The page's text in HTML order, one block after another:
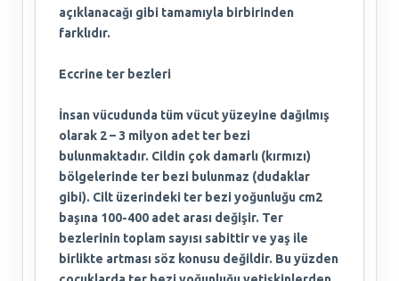
açıklanacağı gibi tamamıyla birbirinden
farklıdır.
Eccrine ter bezleri
İnsan vücudunda tüm vücut yüzeyine dağılmış
olarak 2 – 3 milyon adet ter bezi
bulunmaktadır. Cildin çok damarlı (kırmızı)
bölgelerinde ter bezi bulunmaz (dudaklar
gibi). Cilt üzerindeki ter bezi yoğunluğu cm2
başına 100-400 adet arası değişir. Ter
bezlerinin toplam sayısı sabittir ve yaş ile
birlikte artması söz konusu değildir. Bu yüzden